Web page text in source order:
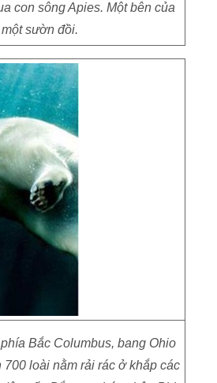
con sông Apies. Một bên của
sườn đồi.
Bắc Columbus, bang Ohio
loài nằm rải rác ở khắp các